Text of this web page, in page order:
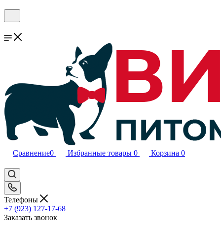
Сравнение0 Избранные товары 0 Корзина 0
Телефоны
+7 (923) 127-17-68
Заказать звонок